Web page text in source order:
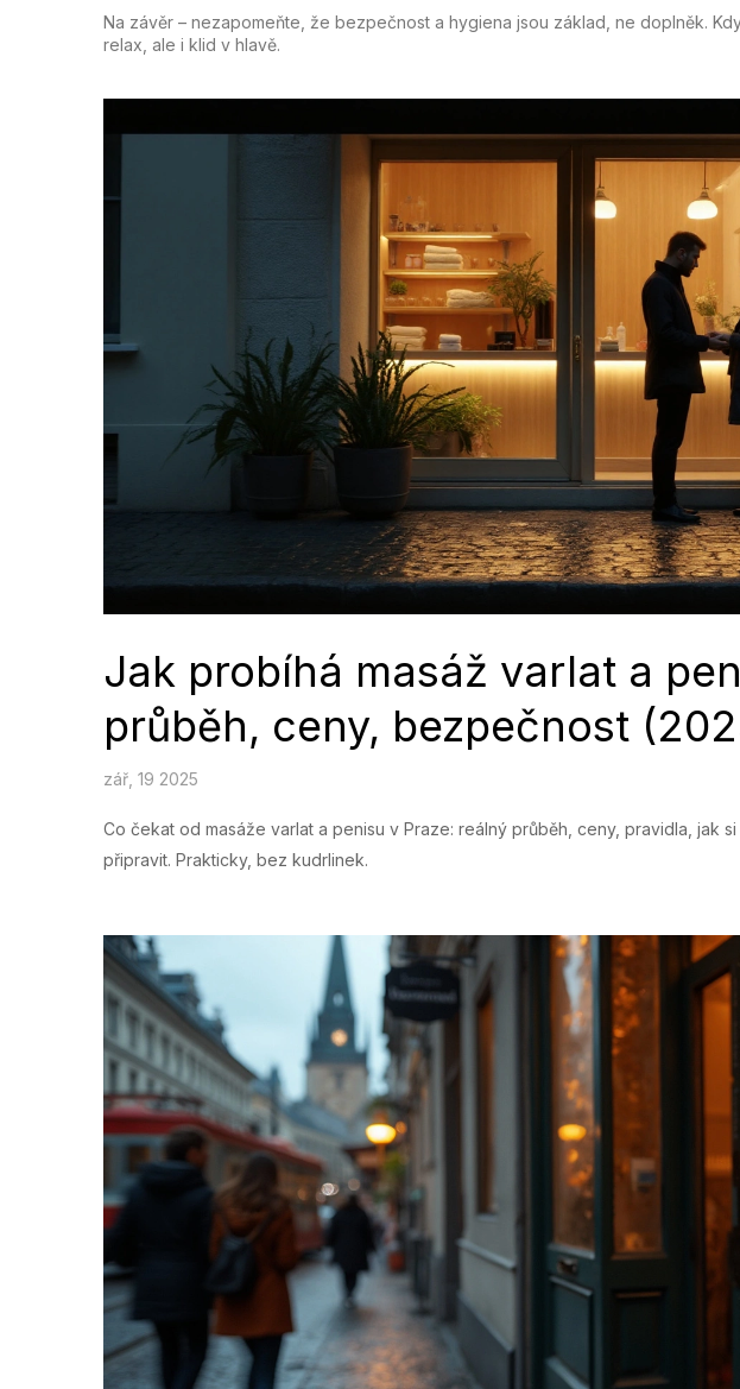
Na závěr – nezapomeňte, že bezpečnost a hygiena jsou základ, ne doplněk.
relax, ale i klid v hlavě.
Jak probíhá masáž varlat a
průběh, ceny, bezpečnost
zář, 19 2025
Co čekat od masáže varlat a penisu v Praze: reálný průběh, ceny, pravidla, jak
připravit. Prakticky, bez kudrlinek.